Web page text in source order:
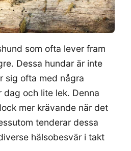
som ofta lever fram
Dessa hundar är inte
sig ofta med några
och lite lek. Denna
mer krävande när det
tenderar dessa
hälsobesvär i takt